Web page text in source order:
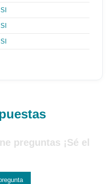
SI
SI
SI
preguntas ¡Sé el